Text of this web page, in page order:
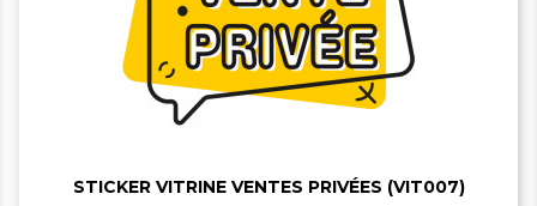


STICKER VITRINE VENTES PRIVÉES (VIT007)